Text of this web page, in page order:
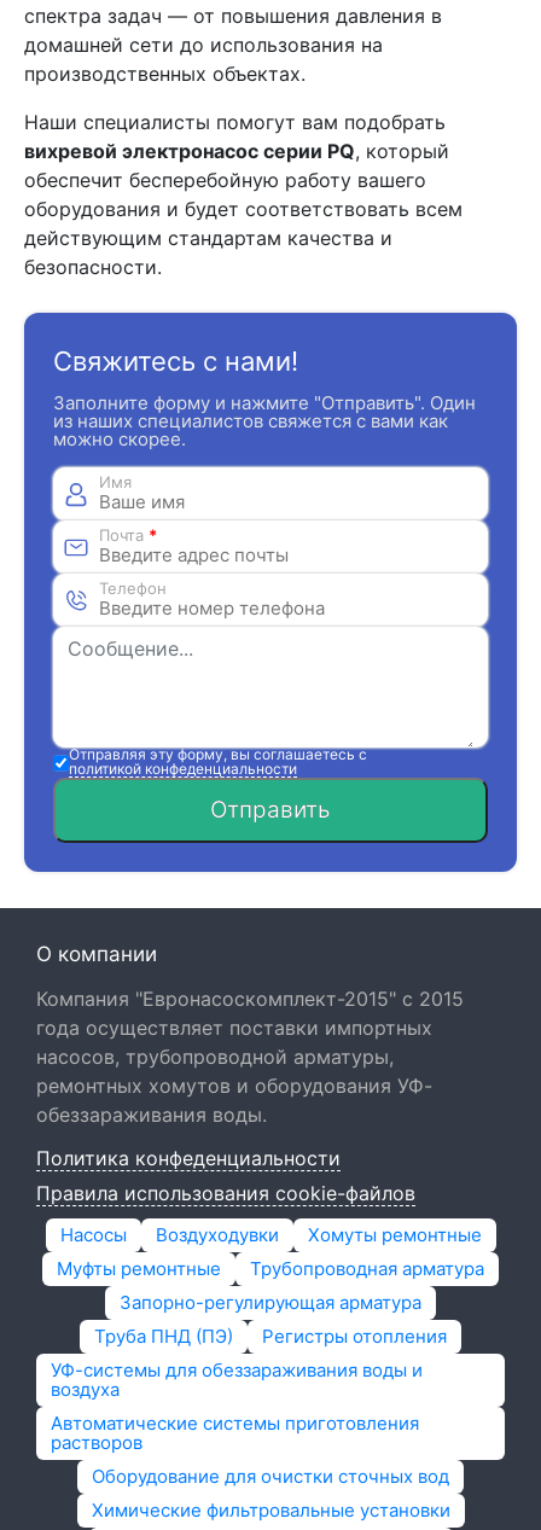
спектра задач — от повышения давления в
домашней сети до использования на
производственных объектах.
Наши специалисты помогут вам подобрать
вихревой электронасос серии PQ, который
обеспечит бесперебойную работу вашего
оборудования и будет соответствовать всем
действующим стандартам качества и
безопасности.
Свяжитесь с нами!
Заполните форму и нажмите "Отправить". Один
из наших специалистов свяжется с вами как
можно скорее.
Имя
Почта *
Телефон
Отправляя эту форму, вы соглашаетесь с
политикой конфеденциальности
Отправить
О компании
Компания "Евронасоскомплект-2015" с 2015
года осуществляет поставки импортных
насосов, трубопроводной арматуры,
ремонтных хомутов и оборудования УФ-
обеззараживания воды.
Политика конфеденциальности
Правила использования cookie-файлов
Насосы Воздуходувки
Хомуты ремонтные
Муфты ремонтные
Трубопроводная арматура
Запорно-регулирующая арматура
Труба ПНД (ПЭ)
Регистры отопления
УФ-системы для обеззараживания воды и
воздуха
Автоматические системы приготовления
растворов
Оборудование для очистки сточных вод
Химические фильтровальные установки